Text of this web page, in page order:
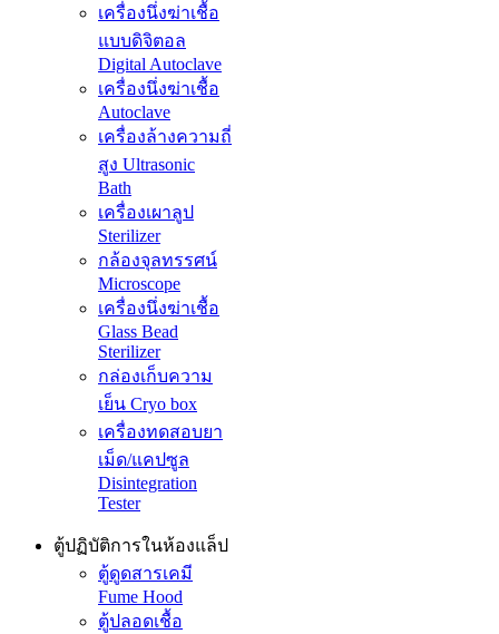
เครื่องนึ่งฆ่าเชื้อ
แบบดิจิตอล
Digital Autoclave
เครื่องนึ่งฆ่าเชื้อ
Autoclave
เครื่องล้างความถี่
สูง Ultrasonic
Bath
เครื่องเผาลูป
Sterilizer
กล้องจุลทรรศน์
Microscope
เครื่องนึ่งฆ่าเชื้อ
Glass Bead
Sterilizer
กล่องเก็บความ
เย็น Cryo box
เครื่องทดสอบยา
เม็ด/แคปซูล
Disintegration
Tester
ตู้ปฏิบัติการในห้องแล็ป
ตู้ดูดสารเคมี
Fume Hood
ตู้ปลอดเชื้อ